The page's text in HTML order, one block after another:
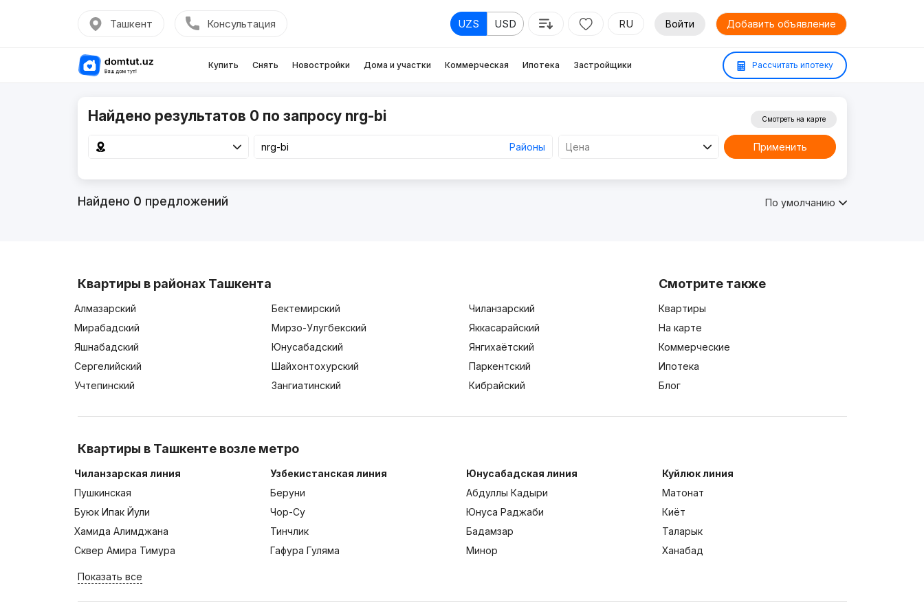
Ташкент Консультация UZS USD RU Войти Добавить объявление
Купить Снять Новостройки Дома и участки Коммерческая Ипотека Застройщики Рассчитать ипотеку
Найдено результатов 0 по запросу nrg-bi
Районы Цена
Смотреть на карте
Применить
Найдено 0 предложений По умолчанию
Квартиры в районах Ташкента
Алмазарский Бектемирский
Чиланзарский
Мирабадский
Мирзо-Улугбекский
Яккасарайский
Яшнабадский
Юнусабадский
Янгихаётский
Сергелийский
Шайхонтохурский
Паркентский
Учтепинский
Зангиатинский Кибрайский
Смотрите также
Квартиры
На карте
Коммерческие
Ипотека
Блог
Квартиры в Ташкенте возле метро
Чиланзарская линия
Пушкинская
Буюк Ипак Йули
Хамида Алимджана
Сквер Амира Тимура
Узбекистанская линия
Беруни
Чор-Су
Тинчлик
Гафура Гуляма
Юнусабадская линия
Абдуллы Кадыри
Юнуса Раджаби
Бадамзар
Минор
Куйлюк линия
Матонат
Киёт
Таларык
Ханабад
Показать все